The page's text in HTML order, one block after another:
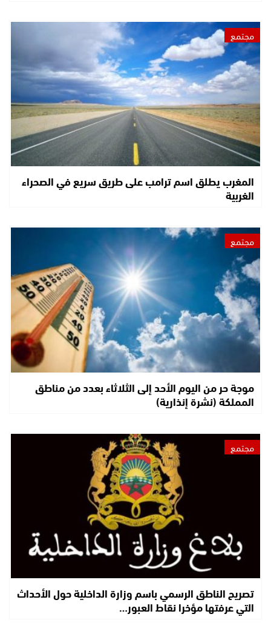
مجتمع
المغرب يطلق اسم ترامب على طريق سريع في الصحراء
الغربية
مجتمع
موجة حر من اليوم الأحد إلى الثلاثاء بعدد من مناطق
المملكة (نشرة إنذارية)
مجتمع
تصريح الناطق الرسمي باسم وزارة الداخلية حول الأحداث
التي عرفتها مؤخرا نقاط العبور…